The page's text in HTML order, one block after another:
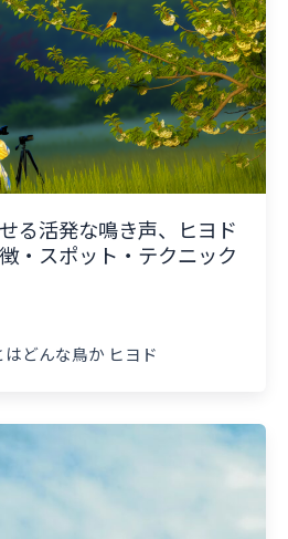
る活発な鳴き声、ヒヨド
・スポット・テクニック
どんな鳥か ヒヨド